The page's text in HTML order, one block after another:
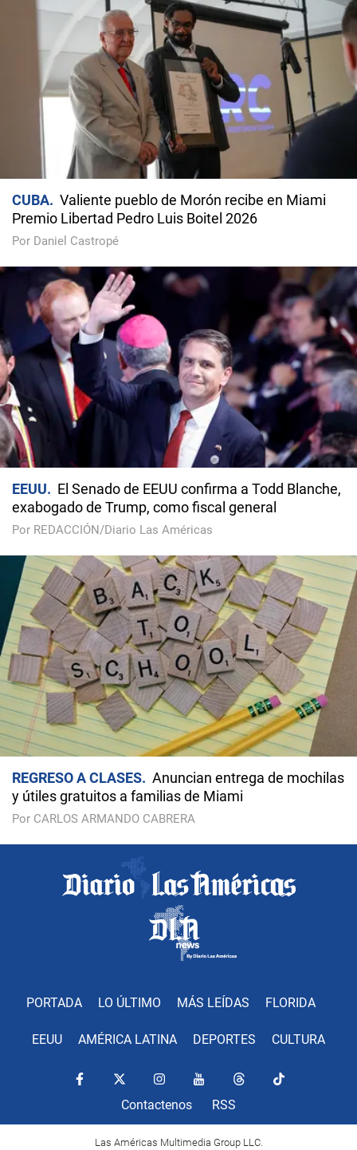
CUBA
Valiente pueblo de Morón recibe en Miami
Premio Libertad Pedro Luis Boitel 2026
Por Daniel Castropé
EEUU
El Senado de EEUU confirma a Todd Blanche,
exabogado de Trump, como fiscal general
Por REDACCIÓN/Diario Las Américas
REGRESO A CLASES
Anuncian entrega de mochilas
y útiles gratuitos a familias de Miami
Por CARLOS ARMANDO CABRERA
PORTADA LO ÚLTIMO MÁS LEÍDAS FLORIDA
EEUU AMÉRICA LATINA DEPORTES CULTURA
Contactenos RSS
Las Américas Multimedia Group LLC.